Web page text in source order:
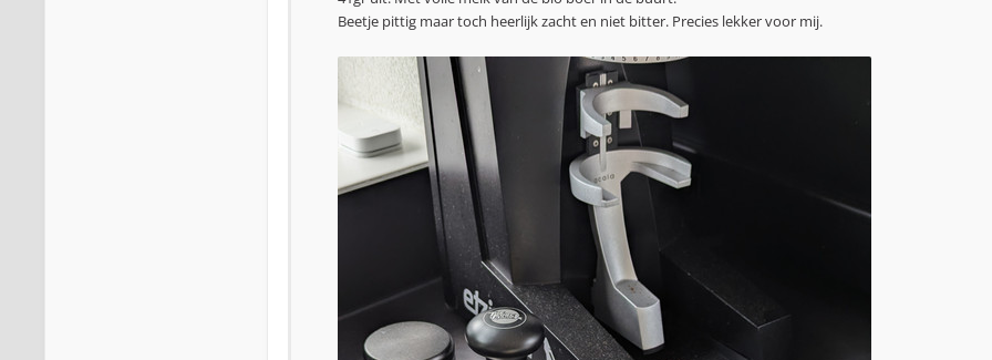
Beetje pittig maar toch heerlijk zacht en niet bitter. Precies lekker voor mij.